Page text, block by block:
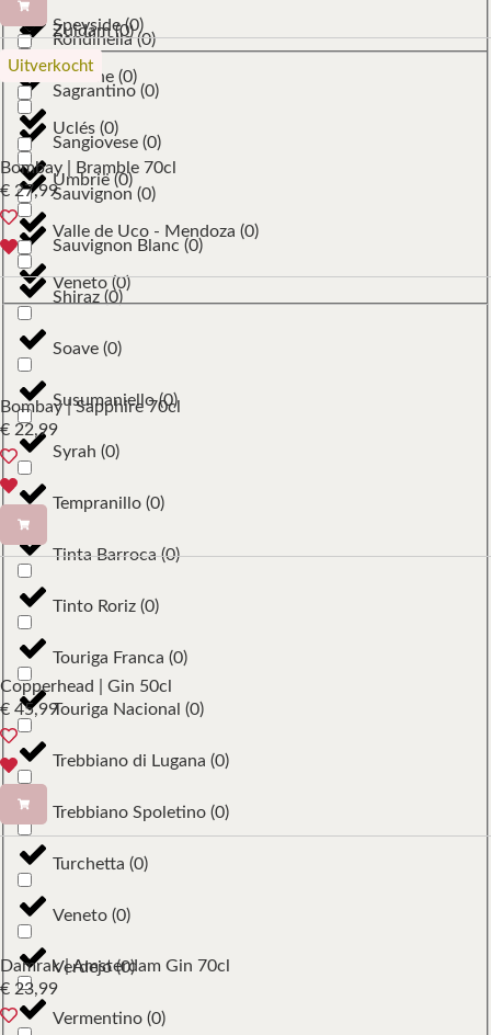
Zuidam(0)
Rondinella(0)
Sagrantino (0)
Sangiovese (0)
Sauvignon (0)
Sauvignon Blanc (0)
Shiraz (0)
Soave (0)
Susumaniello(0)
Syrah (0)
Tempranillo (0)
Tinta Barroca(0)
Tinto Roriz (0)
Touriga Franca (0)
Touriga Nacional (0)
Trebbiano di Lugana (0)
Trebbiano Spoletino (0)
Turchetta (0)
Veneto (0)
Verdejo(0)
Vermentino (0)
Speyside(0)
Toscane (0)
Uclés (0)
Umbrië(0)
Valle de Uco - Mendoza (0)
Veneto(0)
Uitverkocht
Bombay | Bramble 70cl
€ 27,99
Bombay | Sapphire 70cl
€ 22,99
Copperhead | Gin 50cl
€ 45,99
Damrak | Amsterdam Gin 70cl
€ 23,99